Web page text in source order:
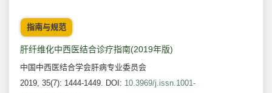
指南与规范
肝纤维化中西医结合诊疗指南(2019年版)
中国中西医结合学会肝病专业委员会
2019, 35(7): 1444-1449. DOI: 10.3969/j.issn.1001-